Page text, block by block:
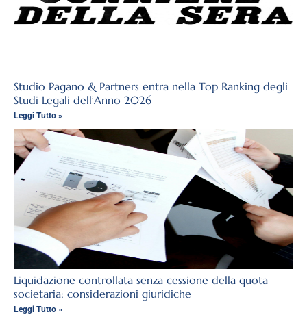
Studio Pagano & Partners entra nella Top Ranking degli
Studi Legali dell’Anno 2026
Leggi Tutto »
Liquidazione controllata senza cessione della quota
societaria: considerazioni giuridiche
Leggi Tutto »